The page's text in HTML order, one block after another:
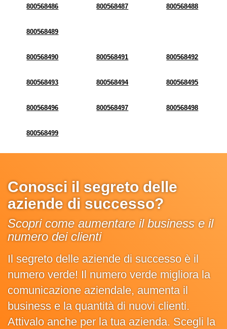
800568486 800568487 800568488
800568489
800568490 800568491 800568492
800568493 800568494 800568495
800568496 800568497 800568498
800568499
Conosci il segreto delle
aziende di successo?
Scopri come aumentare il business e il
numero dei clienti
Il segreto delle aziende di successo è il
numero verde! Il numero verde migliora la
comunicazione aziendale, aumenta il
business e la quantità di nuovi clienti.
Attivalo anche per la tua azienda. Scegli la